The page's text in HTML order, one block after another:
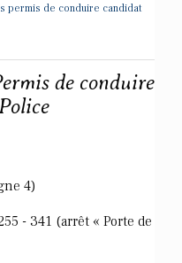
permis de conduire candidat
de conduire
4)
- 341 (arrêt « Porte de